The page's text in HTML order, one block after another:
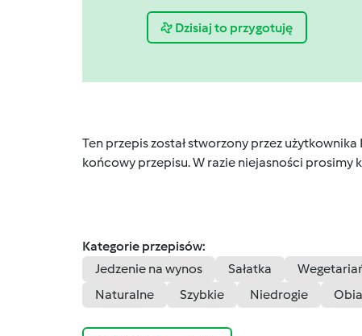
Dzisiaj to przygotuję
Ten przepis został stworzony przez
końcowy przepisu. W razie niejasności prosimy
Kategorie przepisów:
Jedzenie na wynos
Sałatka
Naturalne
Szybkie Niedrogie